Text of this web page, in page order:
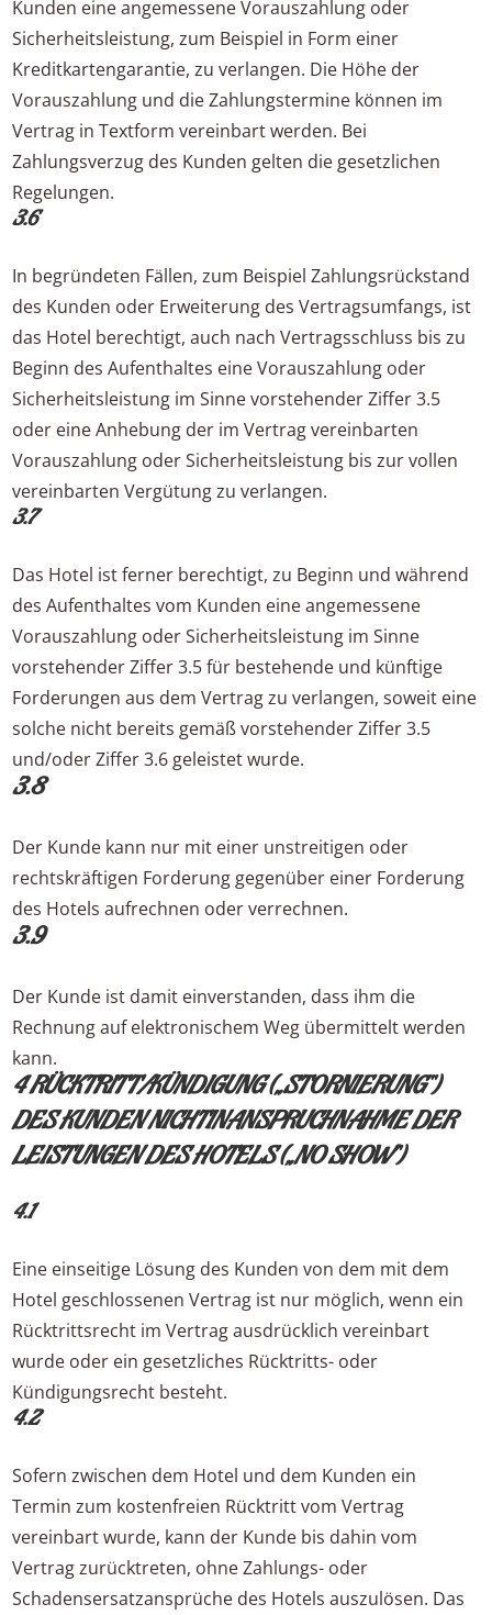
Kunden eine angemessene Vorauszahlung oder
Sicherheitsleistung, zum Beispiel in Form einer
Kreditkartengarantie, zu verlangen. Die Höhe der
Vorauszahlung und die Zahlungstermine können im
Vertrag in Textform vereinbart werden. Bei
Zahlungsverzug des Kunden gelten die gesetzlichen
Regelungen.
3.6
In begründeten Fällen, zum Beispiel Zahlungsrückstand
des Kunden oder Erweiterung des Vertragsumfangs, ist
das Hotel berechtigt, auch nach Vertragsschluss bis zu
Beginn des Aufenthaltes eine Vorauszahlung oder
Sicherheitsleistung im Sinne vorstehender Ziffer 3.5
oder eine Anhebung der im Vertrag vereinbarten
Vorauszahlung oder Sicherheitsleistung bis zur vollen
vereinbarten Vergütung zu verlangen.
3.7
Das Hotel ist ferner berechtigt, zu Beginn und während
des Aufenthaltes vom Kunden eine angemessene
Vorauszahlung oder Sicherheitsleistung im Sinne
vorstehender Ziffer 3.5 für bestehende und künftige
Forderungen aus dem Vertrag zu verlangen, soweit eine
solche nicht bereits gemäß vorstehender Ziffer 3.5
und/oder Ziffer 3.6 geleistet wurde.
3.8
Der Kunde kann nur mit einer unstreitigen oder
rechtskräftigen Forderung gegenüber einer Forderung
des Hotels aufrechnen oder verrechnen.
3.9
Der Kunde ist damit einverstanden, dass ihm die
Rechnung auf elektronischem Weg übermittelt werden
kann.
4 RÜCKTRITT/KÜNDIGUNG („STORNIERUNG“)
DES KUNDEN NICHTINANSPRUCHNAHME DER
LEISTUNGEN DES HOTELS („NO SHOW“)
4.1
Eine einseitige Lösung des Kunden von dem mit dem
Hotel geschlossenen Vertrag ist nur möglich, wenn ein
Rücktrittsrecht im Vertrag ausdrücklich vereinbart
wurde oder ein gesetzliches Rücktritts- oder
Kündigungsrecht besteht.
4.2
Sofern zwischen dem Hotel und dem Kunden ein
Termin zum kostenfreien Rücktritt vom Vertrag
vereinbart wurde, kann der Kunde bis dahin vom
Vertrag zurücktreten, ohne Zahlungs- oder
Schadensersatzansprüche des Hotels auszulösen. Das